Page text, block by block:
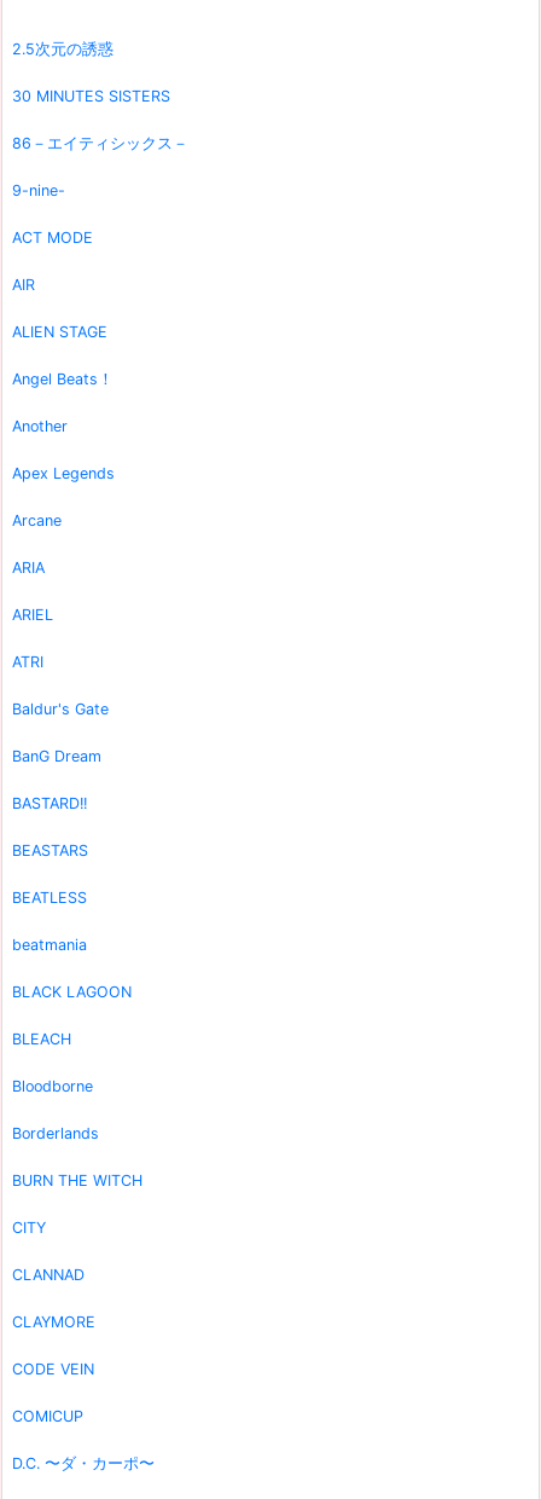
2.5次元の誘惑
30 MINUTES SISTERS
86－エイティシックス－
9-nine-
ACT MODE
AIR
ALIEN STAGE
Angel Beats！
Another
Apex Legends
Arcane
ARIA
ARIEL
ATRI
Baldur's Gate
BanG Dream
BASTARD!!
BEASTARS
BEATLESS
beatmania
BLACK LAGOON
BLEACH
Bloodborne
Borderlands
BURN THE WITCH
CITY
CLANNAD
CLAYMORE
CODE VEIN
COMICUP
D.C. 〜ダ・カーポ〜